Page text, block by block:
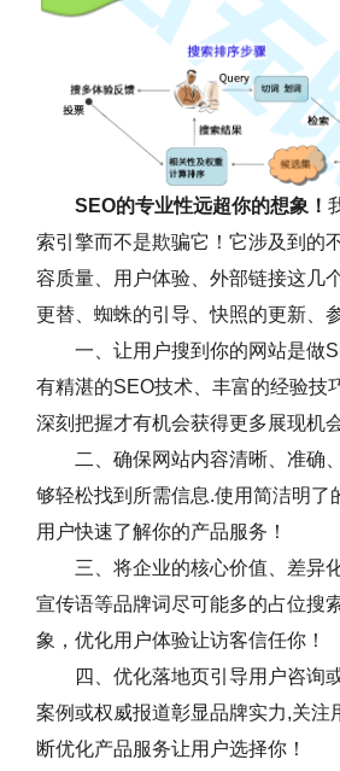
SEO的专业性远超你的想象！
索引擎而不是欺骗它！它涉及到的
容质量、用户体验、外部链接这几
更替、蜘蛛的引导、快照的更新、
一、让用户搜到你的网站是做
有精湛的SEO技术、丰富的经验技
深刻把握才有机会获得更多展现机
二、确保网站内容清晰、准确
够轻松找到所需信息.使用简洁明了
用户快速了解你的产品服务！
三、将企业的核心价值、差异
宣传语等品牌词尽可能多的占位搜
象，优化用户体验让访客信任你！
四、优化落地页引导用户咨询
案例或权威报道彰显品牌实力,关注
断优化产品服务让用户选择你！